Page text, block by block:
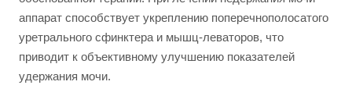
аппарат способствует укреплению поперечнополосатого
уретрального сфинктера и мышц-леваторов, что
приводит к объективному улучшению показателей
удержания мочи.